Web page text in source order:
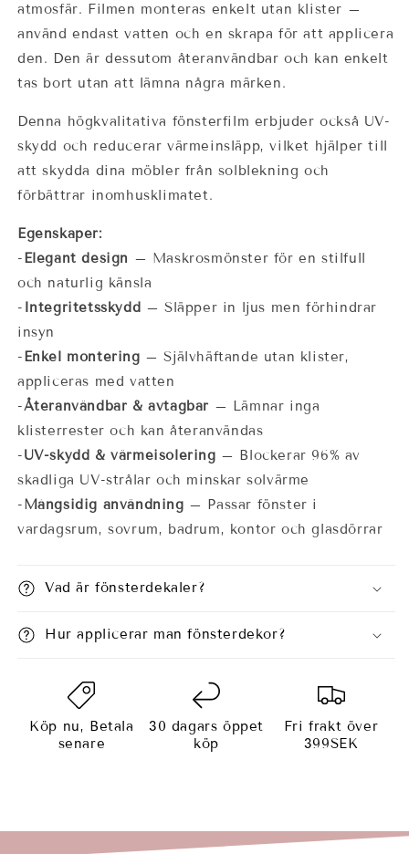
atmosfär. Filmen monteras enkelt utan klister –
använd endast vatten och en skrapa för att applicera
den. Den är dessutom återanvändbar och kan enkelt
tas bort utan att lämna några märken.
Denna högkvalitativa fönsterfilm erbjuder också UV-
skydd och reducerar värmeinsläpp, vilket hjälper till
att skydda dina möbler från solblekning och
förbättrar inomhusklimatet.
Egenskaper:
- Elegant design – Maskrosmönster för en stilfull
och naturlig känsla
- Integritetsskydd – Släpper in ljus men förhindrar
insyn
- Enkel montering – Självhäftande utan klister,
appliceras med vatten
-Återanvändbar & avtagbar – Lämnar inga
klisterrester och kan återanvändas
-UV-skydd & värmeisolering – Blockerar 96% av
skadliga UV-strålar och minskar solvärme
- Mångsidig användning – Passar fönster i
vardagsrum, sovrum, badrum, kontor och glasdörrar
Vad är fönsterdekaler?
Hur applicerar man fönsterdekor?
Köp nu, Betala
senare
30 dagars öppet
köp
Fri frakt över
399SEK